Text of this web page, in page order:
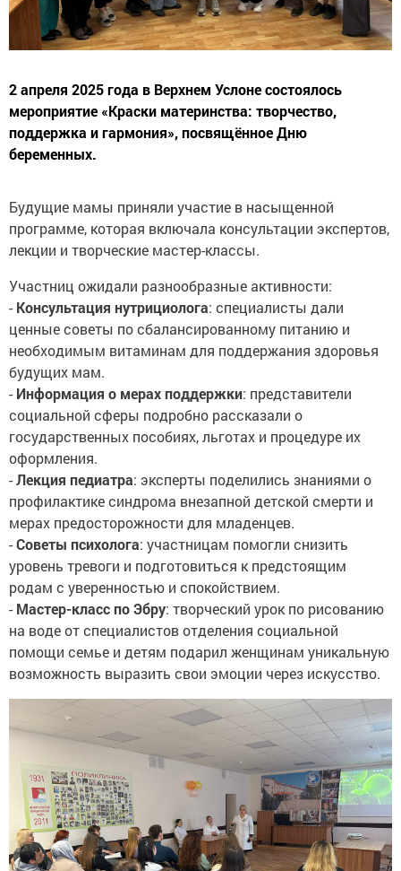
2 апреля 2025 года в Верхнем Услоне состоялось
мероприятие «Краски материнства: творчество,
поддержка и гармония», посвящённое Дню
беременных.
Будущие мамы приняли участие в насыщенной
программе, которая включала консультации экспертов,
лекции и творческие мастер-классы.
Участниц ожидали разнообразные активности:
- Консультация нутрициолога: специалисты дали
ценные советы по сбалансированному питанию и
необходимым витаминам для поддержания здоровья
будущих мам.
- Информация о мерах поддержки: представители
социальной сферы подробно рассказали о
государственных пособиях, льготах и процедуре их
оформления.
-Лекция педиатра: эксперты поделились знаниями о
профилактике синдрома внезапной детской смерти и
мерах предосторожности для младенцев.
-Советы психолога: участницам помогли снизить
уровень тревоги и подготовиться к предстоящим
родам с уверенностью и спокойствием.
- Мастер-класс по Эбру: творческий урок по рисованию
на воде от специалистов отделения социальной
помощи семье и детям подарил женщинам уникальную
возможность выразить свои эмоции через искусство.